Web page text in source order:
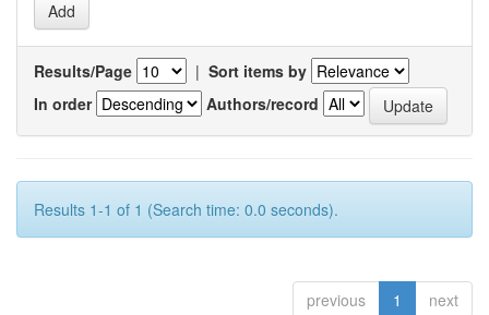
Results/Page | Sort items by
In order
Authors/record
Results 1-1 of 1 (Search time: 0.0 seconds).
previous 1 next